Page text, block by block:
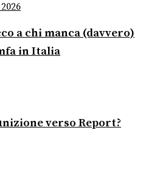
a chi manca (davvero)
in Italia
verso Report?